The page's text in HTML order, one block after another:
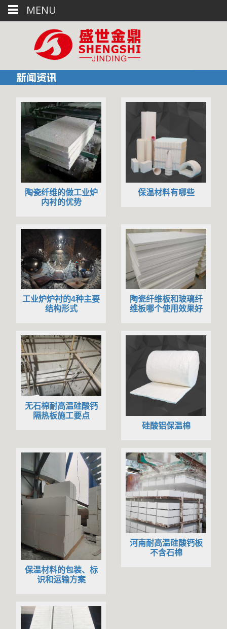
新闻资讯
陶瓷纤维的做工业炉
内衬的优势
保温材料有哪些
工业炉炉衬的4种主要
结构形式
陶瓷纤维板和玻璃纤
维板哪个使用效果好
无石棉耐高温硅酸钙
隔热板施工要点
硅酸铝保温棉
保温材料的包装、标
识和运输方案
河南耐高温硅酸钙板
不含石棉
MENU